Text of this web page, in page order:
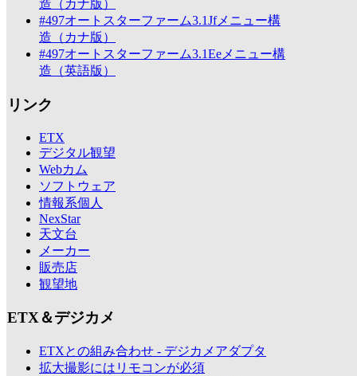
造（カナ版）
#497オートスターファーム3.1Jfメニュー構
造（カナ版）
#497オートスターファーム3.1Eeメニュー構
造（英語版）
リンク
ETX
デジタル観望
Webカム
ソフトウェア
情報系個人
NexStar
天文台
メーカー
販売店
観望地
ETX＆デジカメ
ETXとの組み合わせ - デジカメアダプタ
拡大撮影にはリモコンが必須